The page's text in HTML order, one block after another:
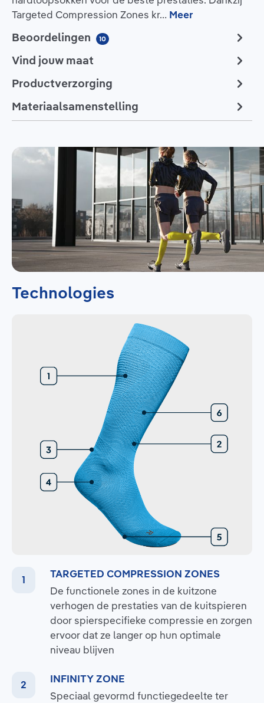
Targeted Compression Zones kr… Meer
Beoordelingen 10
Vind jouw maat
Productverzorging
Materiaalsamenstelling
Technologies
TARGETED COMPRESSION ZONES
De functionele zones in de kuitzone
verhogen de prestaties van de kuitspieren
door spierspecifieke compressie en zorgen
ervoor dat ze langer op hun optimale
niveau blijven
INFINITY ZONE
Speciaal gevormd functiegedeelte ter